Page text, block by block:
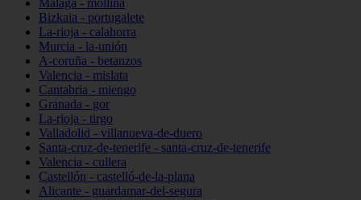
Málaga - mollina
Bizkaia - portugalete
La-rioja - calahorra
Murcia - la-unión
A-coruña - betanzos
Valencia - mislata
Cantabria - miengo
Granada - gor
La-rioja - tirgo
Valladolid - villanueva-de-duero
Santa-cruz-de-tenerife - santa-cruz-de-tenerife
Valencia - cullera
Castellón - castelló-de-la-plana
Alicante - guardamar-del-segura